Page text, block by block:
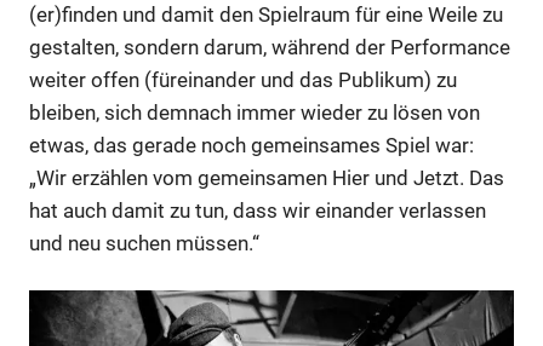
Anzeige
(er)finden und damit den Spielraum für eine Weile zu
gestalten, sondern darum, während der Performance
weiter offen (füreinander und das Publikum) zu
bleiben, sich demnach immer wieder zu lösen von
etwas, das gerade noch gemeinsames Spiel war:
„Wir erzählen vom gemeinsamen Hier und Jetzt. Das
hat auch damit zu tun, dass wir einander verlassen
und neu suchen müssen.“